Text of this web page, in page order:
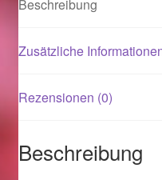
Logout
Beschreibung
Zusätzliche
Rezensionen (0)
Beschreibung